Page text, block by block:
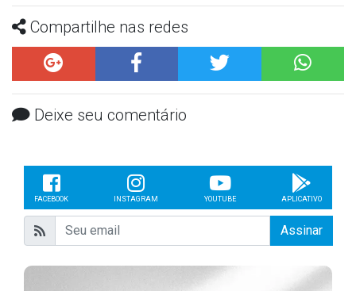
Compartilhe nas redes
Deixe seu comentário
FACEBOOK INSTAGRAM YOUTUBE APLICATIVO
Assinar